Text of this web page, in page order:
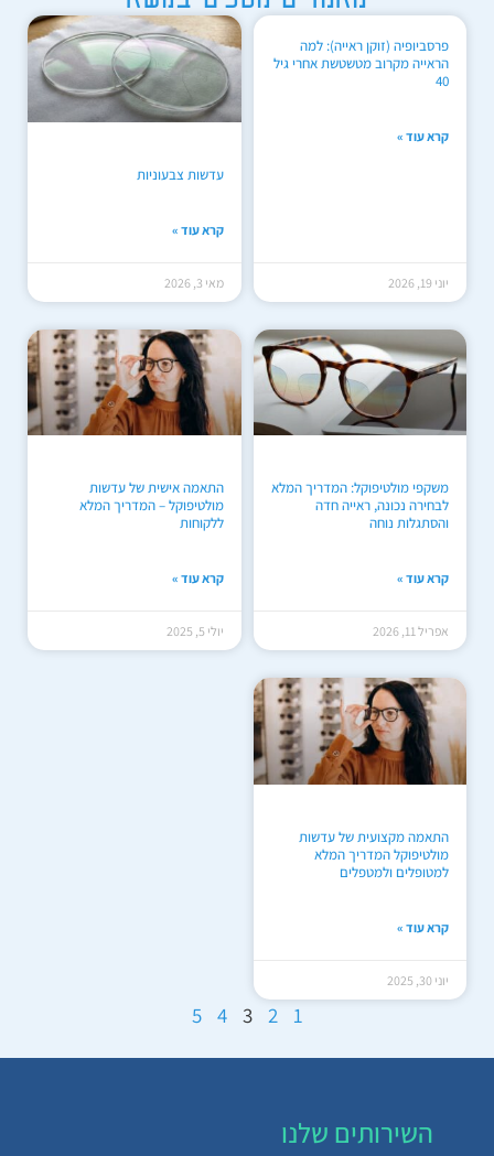
פרסביופיה (זוקן ראייה): למה
הראייה מקרוב מטשטשת אחרי גיל
40
קרא עוד »
יוני 19, 2026
עדשות צבעוניות
קרא עוד »
מאי 3, 2026
משקפי מולטיפוקל: המדריך המלא
לבחירה נכונה, ראייה חדה
והסתגלות נוחה
קרא עוד »
אפריל 11, 2026
התאמה אישית של עדשות
מולטיפוקל – המדריך המלא
ללקוחות
קרא עוד »
יולי 5, 2025
התאמה מקצועית של עדשות
מולטיפוקל המדריך המלא
למטופלים ולמטפלים
קרא עוד »
יוני 30, 2025
1
2
3
4
5
השירותים שלנו